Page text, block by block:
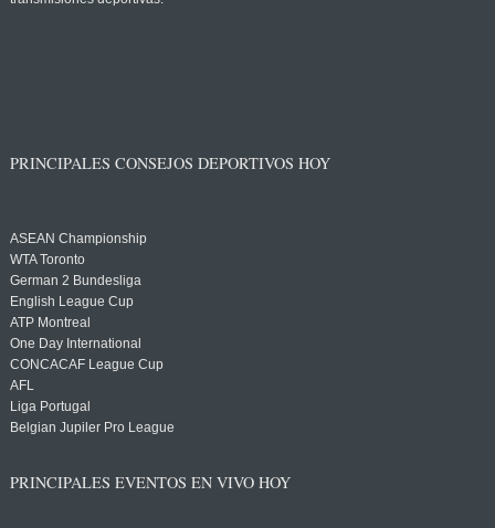
PRINCIPALES CONSEJOS DEPORTIVOS HOY
ASEAN Championship
WTA Toronto
German 2 Bundesliga
English League Cup
ATP Montreal
One Day International
CONCACAF League Cup
AFL
Liga Portugal
Belgian Jupiler Pro League
PRINCIPALES EVENTOS EN VIVO HOY